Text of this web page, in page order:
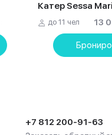
Катер Sessa
до 11 чел 13
+7 812 200-91-63